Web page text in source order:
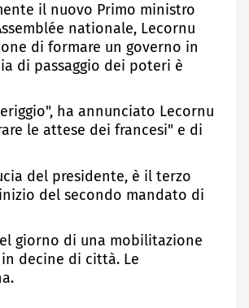
il nuovo Primo ministro
nationale, Lecornu
di formare un governo in
di passaggio dei poteri è
ha annunciato Lecornu
le attese dei francesi" e di
del presidente, è il terzo
del secondo mandato di
giorno di una mobilitazione
decine di città. Le